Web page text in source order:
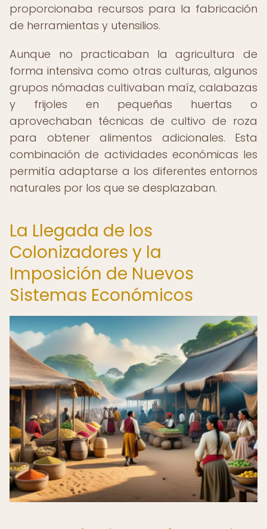
proporcionaba recursos para la fabricación
de herramientas y utensilios.
Aunque no practicaban la agricultura de
forma intensiva como otras culturas, algunos
grupos nómadas cultivaban maíz, calabazas
y frijoles en pequeñas huertas o
aprovechaban técnicas de cultivo de roza
para obtener alimentos adicionales. Esta
combinación de actividades económicas les
permitía adaptarse a los diferentes entornos
naturales por los que se desplazaban.
La Llegada de los
Colonizadores y la
Imposición de Nuevos
Sistemas Económicos